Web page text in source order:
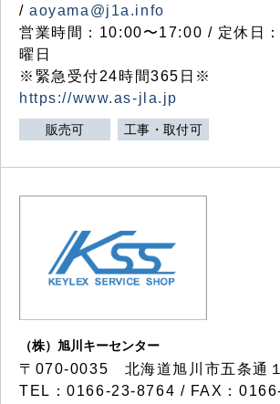
/aoyama@j1a.info
営業時間：10:00〜17:00 / 定休日：
曜日
※緊急受付24時間365日※
https://www.as-jla.jp
販売可 工事・取付可
（株）旭川キーセンター
〒070-0035 北海道旭川市五条通
TEL：0166-23-8764 / FAX：